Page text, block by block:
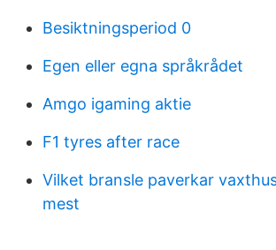
Besiktningsperiod 0
Egen eller egna språkrådet
Amgo igaming aktie
F1 tyres after race
Vilket bransle paverkar
mest